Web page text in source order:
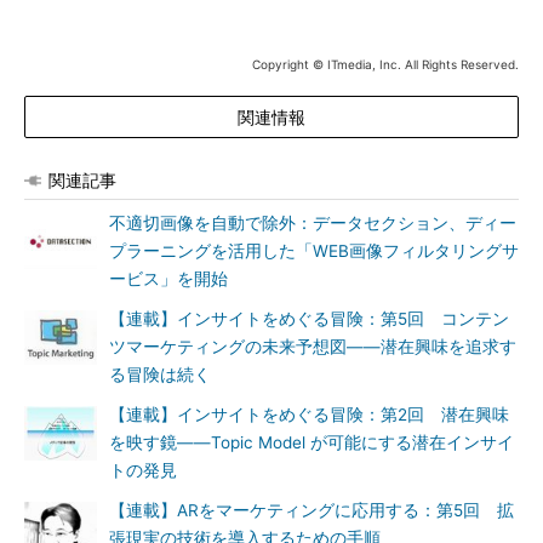
Copyright © ITmedia, Inc. All Rights Reserved.
関連情報
関連記事
不適切画像を自動で除外：データセクション、ディー
プラーニングを活用した「WEB画像フィルタリングサ
ービス」を開始
【連載】インサイトをめぐる冒険：第5回 コンテン
ツマーケティングの未来予想図――潜在興味を追求す
る冒険は続く
【連載】インサイトをめぐる冒険：第2回 潜在興味
を映す鏡――Topic Model が可能にする潜在インサイ
トの発見
【連載】ARをマーケティングに応用する：第5回 拡
張現実の技術を導入するための手順